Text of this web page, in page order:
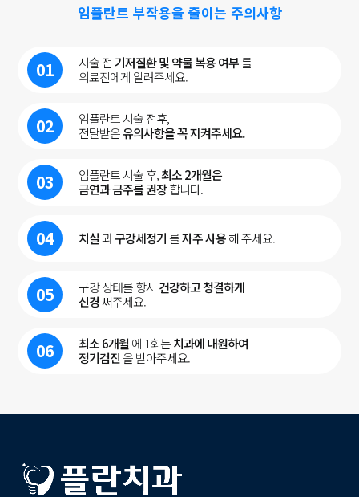
임플란트 부작용을 줄이는 주의사항
01 시술 전기저질환 및 약물 복용 여부를
의료진에게 알려주세요.
02
임플란트 시술 전후,
전달받은유의사항을 꼭 지켜주세요.
03 임플란트 시술 후,최소 2개월은
금연과 금주를 권장합니다.
04 치실과구강세정기 를자주 사용해 주세요.
05 구강 상태를 항시 건강하고 청결하게
신경써주세요.
06 최소 6개월 에 1회는치과에 내원하여
정기검진 을 받아주세요.